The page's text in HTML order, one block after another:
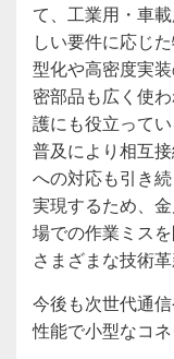
て、工業用・車
しい要件に応じ
型化や高密度実
密部品も広く使
護にも役立って
普及により相互
への対応も引き
実現するため、
場での作業ミス
さまざまな技術
今後も次世代通
性能で小型なコ